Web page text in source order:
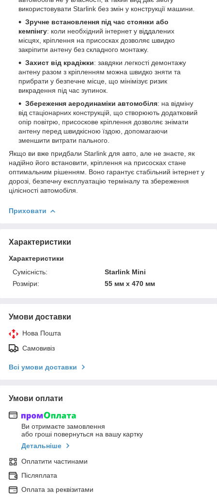
використовувати Starlink без змін у конструкції машини.
Зручне встановлення під час стоянки або
кемпінгу: коли необхідний інтернет у віддалених
місцях, кріплення на присосках дозволяє швидко
закріпити антену без складного монтажу.
Захист від крадіжки: завдяки легкості демонтажу
антену разом з кріпленням можна швидко зняти та
прибрати у безпечне місце, що мінімізує ризик
викрадення під час зупинок.
Збереження аеродинаміки автомобіля: на відміну
від стаціонарних конструкцій, що створюють додатковий
опір повітрю, присоскове кріплення дозволяє знімати
антену перед швидкісною їздою, допомагаючи
зменшити витрати пального.
Якщо ви вже придбали Starlink для авто, але не знаєте, як
надійно його встановити, кріплення на присосках стане
оптимальним рішенням. Воно гарантує стабільний інтернет у
дорозі, безпечну експлуатацію терміналу та збереження
цілісності автомобіля.
Приховати
Характеристики
Характеристики
Сумісність:
Starlink Mini
Розміри:
55 мм х 470 мм
Умови доставки
Нова Пошта
Самовивіз
Всі умови доставки
Умови оплати
Ви отримаєте замовлення
або гроші повернуться на вашу картку
Детальніше
Оплатити частинами
Післяплата
Оплата за реквізитами